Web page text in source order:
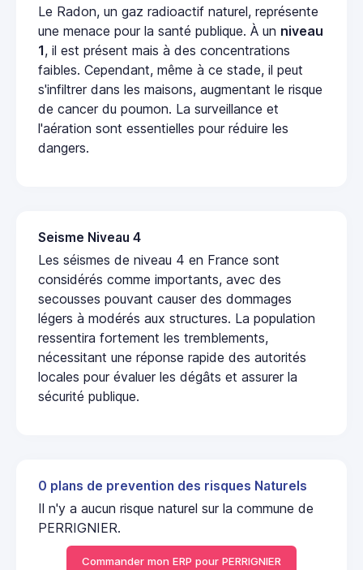
Le Radon, un gaz radioactif naturel, représente
une menace pour la santé publique. À un niveau
1, il est présent mais à des concentrations
faibles. Cependant, même à ce stade, il peut
s'infiltrer dans les maisons, augmentant le risque
de cancer du poumon. La surveillance et
l'aération sont essentielles pour réduire les
dangers.
Seisme Niveau 4
Les séismes de niveau 4 en France sont
considérés comme importants, avec des
secousses pouvant causer des dommages
légers à modérés aux structures. La population
ressentira fortement les tremblements,
nécessitant une réponse rapide des autorités
locales pour évaluer les dégâts et assurer la
sécurité publique.
0 plans de prevention des risques Naturels
Il n'y a aucun risque naturel sur la commune de
PERRIGNIER.
Commander mon ERP pour PERRIGNIER